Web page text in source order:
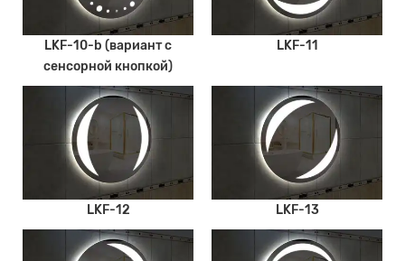
LKF-10-b (вариант с
сенсорной кнопкой)
LKF-11
LKF-12 LKF-13